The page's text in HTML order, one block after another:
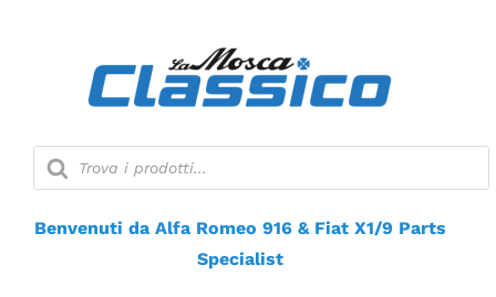
contenuto
Ricerca
prodotti
Benvenuti da Alfa Romeo 916 & Fiat X1/9 Parts
Specialist